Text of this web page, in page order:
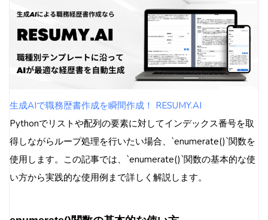
生成AIで職務歴書作成を瞬間作成！ RESUMY.AI
Pythonでリストや配列の要素に対してインデックス番号を取
得しながらループ処理を行いたい場合、`enumerate()`関数を
使用します。この記事では、`enumerate()`関数の基本的な使
い方から実践的な使用例まで詳しく解説します。